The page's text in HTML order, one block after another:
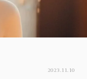
2023.11.10